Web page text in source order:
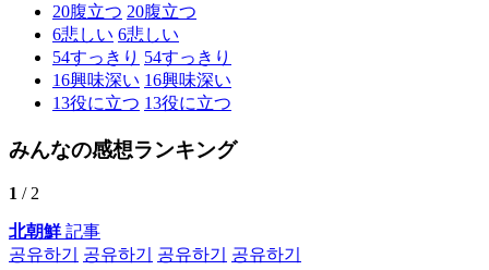
20腹立つ 20腹立つ
6悲しい 6悲しい
54すっきり 54すっきり
16興味深い 16興味深い
13役に立つ 13役に立つ
みんなの感想ランキング
1 / 2
北朝鮮記事
공유하기
공유하기 공유하기 공유하기